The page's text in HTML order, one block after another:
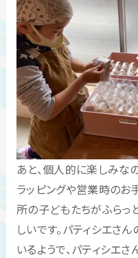
あと、個人的に楽しみな
ラッピングや営業時のお
所の子どもたちがふらっ
しいです。パティシエさ
いるようで、パティシエ